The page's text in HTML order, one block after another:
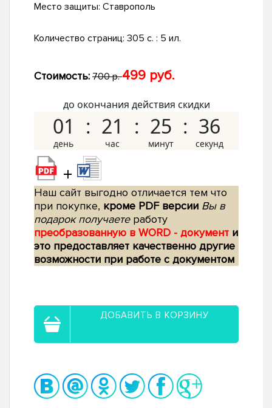
Место защиты: Ставрополь
Количество страниц: 305 с. : 5 ил.
Стоимость: 700 р.499 руб.
до окончания действия скидки
01 21 25 35
+
Наш сайт выгодно отличается тем что
при покупке, кроме PDF версии Вы в
подарок получаетеработу
преобразованную в WORD - документ и
это предоставляет качественно другие
возможности при работе с документом
ДОБАВИТЬ В КОРЗИНУ